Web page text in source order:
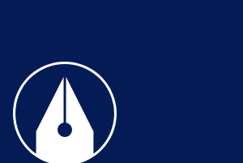
Til forsiden